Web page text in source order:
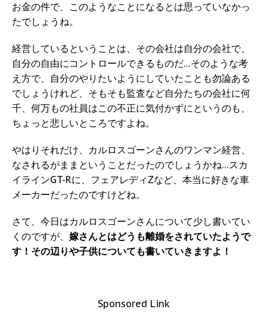
お金の件で、このようなことになるとは思っていなかっ
たでしょうね。
経営しているということは、その会社は自分の会社で、
自分の自由にコントロールできるものだ…そのような考
え方で、自分のやりたいようにしていたことも勿論ある
でしょうけれど、そもそも監査など自分たちの会社に何
千、何万もの社員はこの不正に気付かずにというのも、
ちょっと悲しいところですよね。
やはりそれだけ、カルロスゴーンさんのワンマン経営、
なされるがままということだったのでしょうかね…スカ
イラインGT-Rに、フェアレディZなど、本当に好きな車
メーカーだったのですけどね。
さて、今日はカルロスゴーンさんについて少し書いてい
くのですが、 嫁さんとはどうも離婚をされていたようで
す！その辺りや子供についても書いていきますよ！
Sponsored Link